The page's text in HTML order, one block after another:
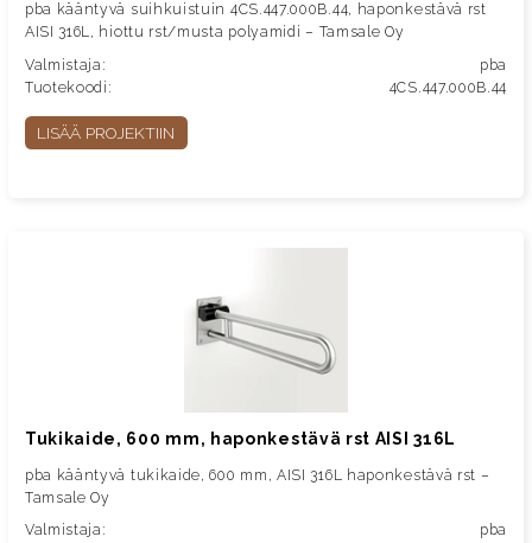
pba kääntyvä suihkuistuin 4CS.447.000B.44, haponkestävä rst
AISI 316L, hiottu rst/musta polyamidi – Tamsale Oy
Valmistaja:
pba
Tuotekoodi:
4CS.447.000B.44
LISÄÄ PROJEKTIIN
Tukikaide, 600 mm, haponkestävä rst AISI 316L
pba kääntyvä tukikaide, 600 mm, AISI 316L haponkestävä rst –
Tamsale Oy
Valmistaja:
pba